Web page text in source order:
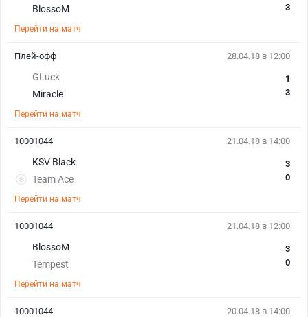
BlossoM
3
Перейти на матч
28.04.18 в 12:00
GLuck
Miracle
1
3
Перейти на матч
Плей-офф
21.04.18 в 14:00
KSV Black
Team Ace
3
0
Перейти на матч
10001044
21.04.18 в 12:00
BlossoM
Tempest
3
0
Перейти на матч
10001044
20.04.18 в 14:00
10001044